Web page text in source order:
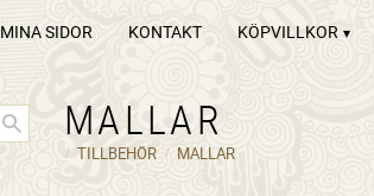
MINA SIDOR KONTAKT KÖPVILLKOR
MALLAR
TILLBEHÖR MALLAR